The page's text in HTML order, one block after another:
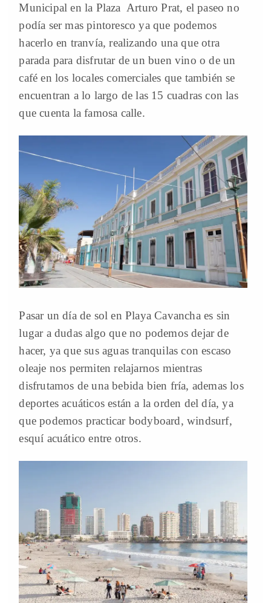
Municipal en la Plaza Arturo Prat, el paseo no
podía ser mas pintoresco ya que podemos
hacerlo en tranvía, realizando una que otra
parada para disfrutar de un buen vino o de un
café en los locales comerciales que también se
encuentran a lo largo de las 15 cuadras con las
que cuenta la famosa calle.
Pasar un día de sol en Playa Cavancha es sin
lugar a dudas algo que no podemos dejar de
hacer, ya que sus aguas tranquilas con escaso
oleaje nos permiten relajarnos mientras
disfrutamos de una bebida bien fría, ademas los
deportes acuáticos están a la orden del día, ya
que podemos practicar bodyboard, windsurf,
esquí acuático entre otros.